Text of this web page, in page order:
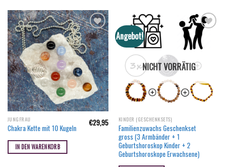
JUNGFRAU
Chakra Kette mit 10 Kugeln
€29,95
IN DEN WARENKORB
Angebot!
NICHT VORRÄTIG
KINDER (GESCHENKSETS)
Familienzuwachs Geschenkset
gross (3 Armbänder + 1
Geburtshoroskop Kinder + 2
Geburtshoroskope Erwachsene)